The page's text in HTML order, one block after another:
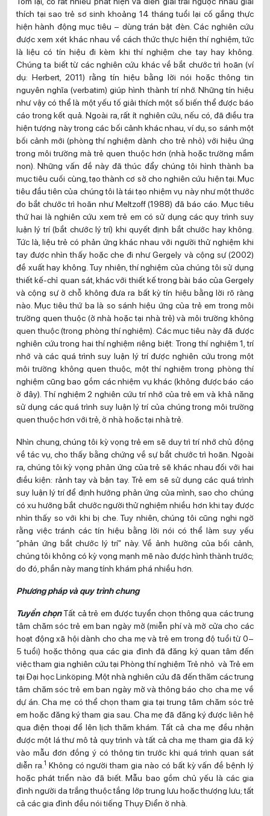
thích tại sao trẻ sơ sinh khoảng 14 tháng tuổi lại cố gắng thực
hiện hành động mục tiêu – dùng trán bật đèn. Các nghiên cứu
được xem xét khác nhau về cách thức thực hiện thí nghiệm, tức
là liệu có tín hiệu đi kèm khi thí nghiệm che tay hay không.
Chúng ta biết từ các nghiên cứu khác về bắt chước trì hoãn (ví
dụ: Herbert, 2011) rằng tín hiệu bằng lời nói hoặc thông tin
nguyên nghĩa (verbatim) giúp hình thành trí nhớ. Những tín hiệu
như vậy có thể là một yếu tố giải thích một số biến thể được báo
cáo trong kết quả. Ngoài ra, rất ít nghiên cứu, nếu có, đã điều tra
hiện tượng này trong các bối cảnh khác nhau, ví dụ, so sánh một
bối cảnh mới (phòng thí nghiệm dành cho trẻ nhỏ) với hiệu ứng
trong môi trường mà trẻ quen thuộc hơn (nhà hoặc trường mầm
non). Những vấn đề này đã thúc đẩy chúng tôi hình thành ba
mục tiêu cuối cùng, tạo thành cơ sở cho nghiên cứu hiện tại. Mục
tiêu đầu tiên của chúng tôi là tái tạo nhiệm vụ này như một thước
đo bắt chước trì hoãn như Meltzoff (1988) đã báo cáo. Mục tiêu
thứ hai là nghiên cứu xem trẻ em có sử dụng các quy trình suy
luận lý trí (bắt chước lý trí) khi quyết định bắt chước hay không.
Tức là, liệu trẻ có phản ứng khác nhau với người thử nghiệm khi
tay được nhìn thấy hoặc che đi như Gergely và cộng sự (2002)
đề xuất hay không. Tuy nhiên, thí nghiệm của chúng tôi sử dụng
thiết kế-chỉ quan sát, khác với thiết kế trong bài báo của Gergely
và cộng sự ở chỗ không đưa ra bất kỳ tín hiệu bằng lời rõ ràng
nào. Mục tiêu thứ ba là so sánh hiệu ứng của trẻ em trong môi
trường quen thuộc (ở nhà hoặc tại nhà trẻ) và môi trường không
quen thuộc (trong phòng thí nghiệm). Các mục tiêu này đã được
nghiên cứu trong hai thí nghiệm riêng biệt: Trong thí nghiệm 1, trí
nhớ và các quá trình suy luận lý trí được nghiên cứu trong một
môi trường không quen thuộc, một thí nghiệm trong phòng thí
nghiệm cũng bao gồm các nhiệm vụ khác (không được báo cáo
ở đây). Thí nghiệm 2 nghiên cứu trí nhớ của trẻ em và khả năng
sử dụng các quá trình suy luận lý trí của chúng trong môi trường
quen thuộc hơn với trẻ, ở nhà hoặc tại nhà trẻ.
Nhìn chung, chúng tôi kỳ vọng trẻ em sẽ duy trì trí nhớ chủ động
về tác vụ, cho thấy bằng chứng về sự bắt chước trì hoãn. Ngoài
ra, chúng tôi kỳ vọng phản ứng của trẻ sẽ khác nhau đối với hai
điều kiện: rảnh tay và bận tay. Trẻ em sẽ sử dụng các quá trình
suy luận lý trí để định hướng phản ứng của mình, sao cho chúng
có xu hướng bắt chước người thử nghiệm nhiều hơn khi tay được
nhìn thấy so với khi bị che. Tuy nhiên, chúng tôi cũng nghi ngờ
rằng việc tránh các tín hiệu bằng lời nói có thể làm suy yếu
“phản ứng bắt chước lý trí” này. Về ảnh hưởng của bối cảnh,
chúng tôi không có kỳ vọng mạnh mẽ nào được hình thành trước;
do đó, phần này mang tính khám phá nhiều hơn.
Phương pháp và quy trình chung
Tuyển chọnTất cả trẻ em được tuyển chọn thông qua các trung
tâm chăm sóc trẻ em ban ngày mở (miễn phí và mở cửa cho các
hoạt động xã hội dành cho cha mẹ và trẻ em trong độ tuổi từ 0–
5 tuổi) hoặc thông qua các gia đình đã đăng ký quan tâm đến
việc tham gia nghiên cứu tại Phòng thí nghiệm Trẻ nhỏ và Trẻ em
tại Đại học Linköping. Một nhà nghiên cứu đã đến thăm các trung
tâm chăm sóc trẻ em ban ngày mở và thông báo cho cha mẹ về
dự án. Cha mẹ có thể chọn tham gia tại trung tâm chăm sóc trẻ
em hoặc đăng ký tham gia sau. Cha mẹ đã đăng ký được liên hệ
qua điện thoại để lên lịch thăm khám. Tất cả cha mẹ đều nhận
được một lá thư mô tả quy trình và tất cả cha mẹ tham gia đã ký
vào mẫu đơn đồng ý có thông tin trước khi quá trình quan sát
diễn ra. 1 Không có người tham gia nào có bất kỳ vấn đề bệnh lý
hoặc phát triển nào đã biết. Mẫu bao gồm chủ yếu là các gia
đình người da trắng thuộc tầng lớp trung lưu hoặc thượng lưu; tất
cả các gia đình đều nói tiếng Thụy Điển ở nhà.